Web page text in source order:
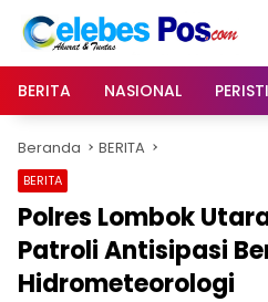
Langsung
konten
BERITA
NASIONAL
Beranda BERITA
BERITA
Polres Lombok
Patroli Antisipasi
Hidrometeorologi